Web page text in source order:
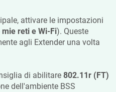
attivare le impostazioni
mie reti e Wi-Fi). Queste
agli Extender una volta
di abilitare 802.11r (FT)
dell'ambiente BSS